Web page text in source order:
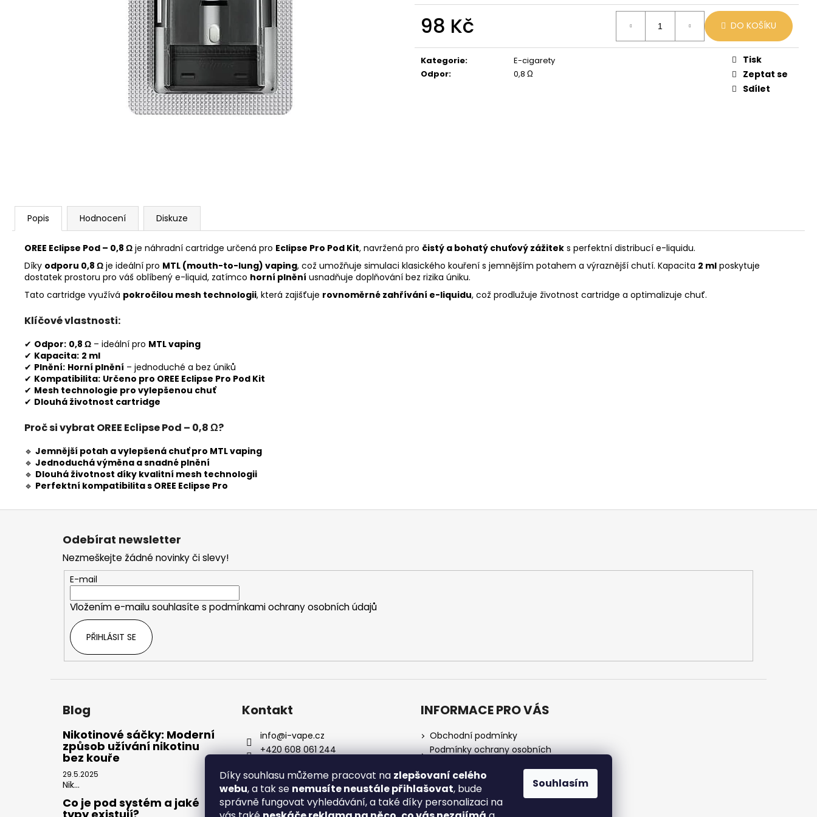
Díky souhlasu můžeme pracovat na zlepšovaní celého
webu, a tak se nemusíte neustále přihlašovat, bude
správně fungovat vyhledávání, a také díky personalizaci na
Souhlasím
98 Kč
cena:
DO KOŠÍKU
Kategorie:
E-cigarety
Odpor: 0,8 Ω
Tisk
Zeptat se
Sdílet
Popis Hodnocení Diskuze
OREE Eclipse Pod – 0,8 Ω je náhradní cartridge určená pro Eclipse Pro Pod Kit, navržená pro čistý a bohatý chuťový zážitek s perfektní distribucí e-liquidu.
Díky odporu 0,8 Ω je ideální pro MTL (mouth-to-lung) vaping, což umožňuje simulaci klasického kouření s jemnějším potahem a výraznější chutí. Kapacita 2 ml poskytuje
dostatek prostoru pro váš oblíbený e-liquid, zatímco horní plnění usnadňuje doplňování bez rizika úniku.
Tato cartridge využívá pokročilou mesh technologii, která zajišťuje rovnoměrné zahřívání e-liquidu, což prodlužuje životnost cartridge a optimalizuje chuť.
Klíčové vlastnosti:
✔ Odpor: 0,8 Ω – ideální pro MTL vaping
✔ Kapacita: 2 ml
✔ Plnění: Horní plnění – jednoduché a bez úniků
✔ Kompatibilita: Určeno pro OREE Eclipse Pro Pod Kit
✔ Mesh technologie pro vylepšenou chuť
✔ Dlouhá životnost cartridge
Proč si vybrat OREE Eclipse Pod – 0,8 Ω?
🔹 Jemnější potah a vylepšená chuť pro MTL vaping
🔹 Jednoduchá výměna a snadné plnění
🔹 Dlouhá životnost díky kvalitní mesh technologii
🔹 Perfektní kompatibilita s OREE Eclipse Pro
VENIX PRO CAPPUCINO-X
169 Kč
LIO POD SUMMER MIX
59 Kč
Původně:
VENIX X2 COLA-X
79 Kč
Původně:
Z
Odebírat newsletter
Nezmeškejte žádné novinky či slevy!
E-mail
Vložením e-mailu souhlasíte s podmínkami ochrany osobních údajů
PŘIHLÁSIT SE
Blog
Nikotinové sáčky: Moderní
způsob užívání nikotinu
bez kouře
29.5.2025
Nik...
Co je pod systém a jaké
Kontakt
info@i-vape.cz
+420 608 061 244
INFORMACE PRO VÁS
Obchodní podmínky
Podmínky ochrany osobních
O nás
Doprava a platba
Zrušení objednávky